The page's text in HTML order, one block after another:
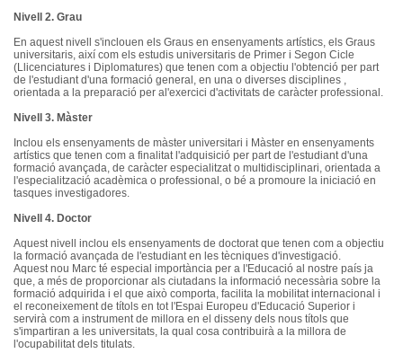
Nivell
2. Grau
En aquest nivell s'inclouen els Graus en ensenyaments artístics, els Graus
universitaris, així com els estudis universitaris de Primer i Segon Cicle
(Llicenciatures i Diplomatures) que tenen com a objectiu l'obtenció per part
de l'estudiant d'una formació general, en una o diverses disciplines ,
orientada a la preparació per al'exercici d'activitats de caràcter professional.
Nivell
3. Màster
Inclou els ensenyaments de màster universitari i Màster en ensenyaments
artístics que tenen com a finalitat l'adquisició per part de l'estudiant d'una
formació avançada, de caràcter especialitzato multidisciplinari, orientada a
l'especialització acadèmica o professional, o bé a promoure la iniciació en
tasques investigadores.
Nivell
4. Doctor
Aquest nivell inclou els ensenyaments de doctorat que tenen com a objectiu
la formació avançada de l'estudianten les tècniques d'investigació.
Aquest nou Marc té especial importància per a l'Educació al nostre país ja
que, a més de proporcionar als ciutadans la informació necessària sobre la
formació adquirida i el que això comporta, facilita la mobilitat internacional i
el reconeixementde títols en tot l'Espai Europeu d'Educació Superior i
servirà com a instrument de millora en el disseny dels nous títols que
s'impartiran a les universitats, la qual cosa contribuirà a la millora de
l'ocupabilitat dels titulats.